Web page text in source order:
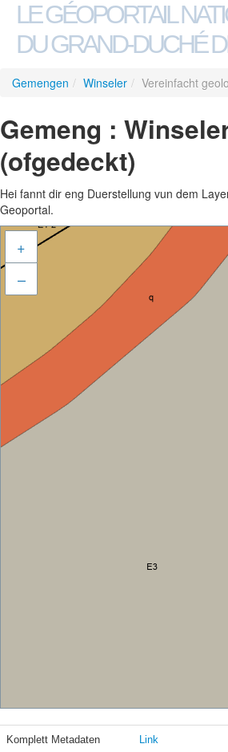
LE GÉOPORTAIL
DU GRAND-DUCHÉ
Gemengen / Winseler / Vereinfacht
Gemeng :
(ofgedeckt)
Hei fannt dir eng Duerstellung vun dem
Geoportal.
+
–
Komplett Metadaten Link